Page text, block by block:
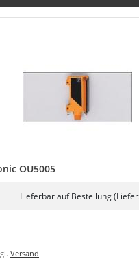
OU5005
Lieferbar auf Bestellung
Versand